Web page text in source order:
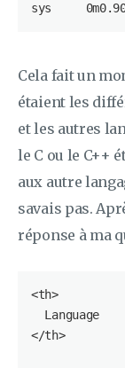
sys
Cela fait un
étaient les
et les autres
le C ou le C++
aux autre
savais pas.
réponse à ma
<th>
  Language
</th>